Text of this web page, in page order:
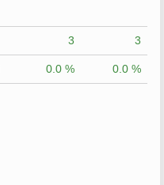
3 3
0.0 %
0.0 %